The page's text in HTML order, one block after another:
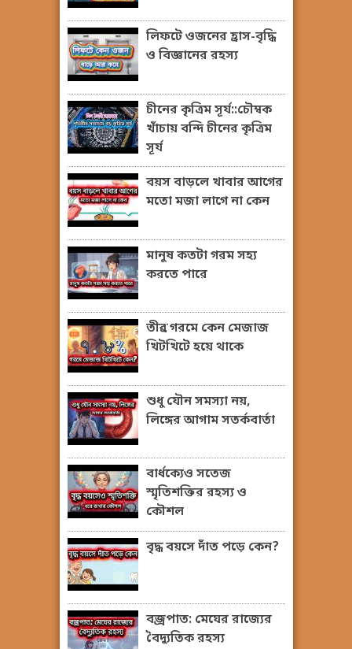
লিফটে ওজনের হ্রাস-বৃদ্ধি
ও বিজ্ঞানের রহস্য
চীনের কৃত্রিম সূর্য::চৌম্বক
খাঁচায় বন্দি চীনের কৃত্রিম
সূর্য
বয়স বাড়লে খাবার আগের
মতো মজা লাগে না কেন
মানুষ কতটা গরম সহ্য
করতে পারে
তীব্র গরমে কেন মেজাজ
খিটখিটে হয়ে থাকে
শুধু যৌন সমস্যা নয়,
লিঙ্গের আগাম সতর্কবার্তা
বার্ধক্যেও সতেজ
স্মৃতিশক্তির রহস্য ও
কৌশল
বৃদ্ধ বয়সে দাঁত পড়ে কেন?
বজ্রপাত: মেঘের রাজ্যের
বৈদ্যুতিক রহস্য